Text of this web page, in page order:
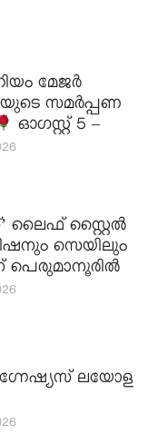
മേജർ
സമർപ്പണ
ഓഗസ്റ്റ് 5 –
ലൈഫ് സ്റ്റൈൽ
സെയിലും
പെരുമാനൂരിൽ
ലയോള